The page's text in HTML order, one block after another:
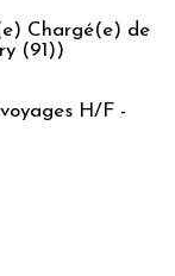
Chargé(e) de
(91))
H/F -